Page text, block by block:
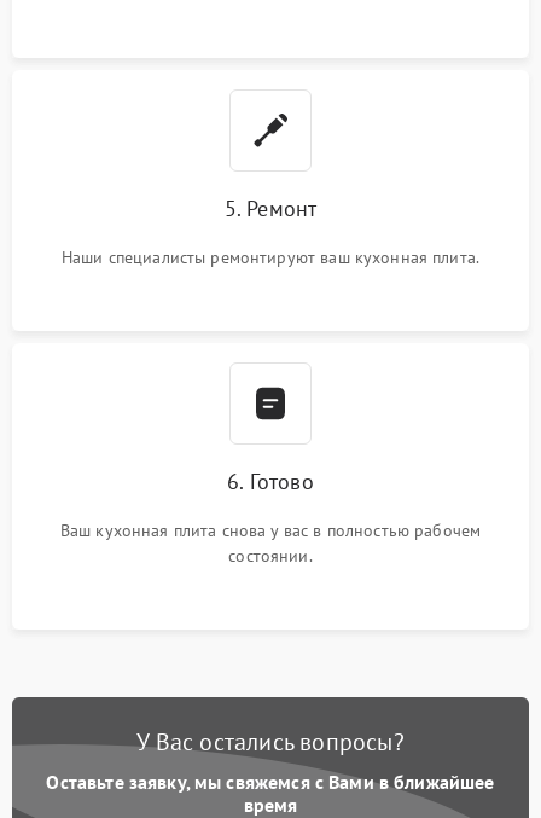
5. Ремонт
Наши специалисты ремонтируют ваш кухонная плита.
6. Готово
Ваш кухонная плита снова у вас в полностью рабочем
состоянии.
У Вас остались вопросы?
Оставьте заявку, мы свяжемся с Вами в ближайшее
время